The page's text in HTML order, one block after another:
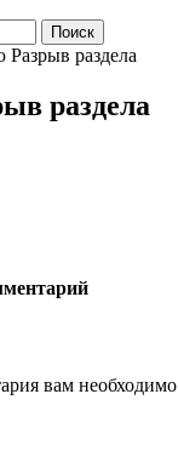
раздела
раздела
вам необходимо